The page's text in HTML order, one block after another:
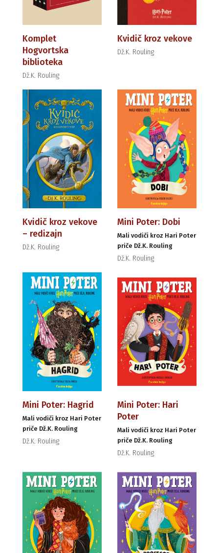
Komplet
Hogvortska
biblioteka
Dž.K. Rouling
Kvidič kroz vekove
Dž.K. Rouling
Kvidič kroz vekove
– redizajn
Dž.K. Rouling
Mini Poter: Dobi
Mali vodiči kroz Hari Poter
priče Dž.K. Rouling
Dž.K. Rouling
Mini Poter: Hagrid
Mali vodiči kroz Hari Poter
priče Dž.K. Rouling
Dž.K. Rouling
Mini Poter: Hari
Poter
Mali vodiči kroz Hari Poter
priče Dž.K. Rouling
Dž.K. Rouling